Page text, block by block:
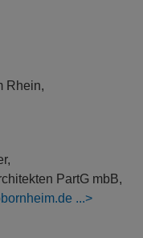
Rhein,
PartG mbB,